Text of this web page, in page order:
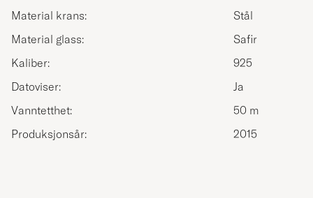
Material krans:
Stål
Material glass:
Safir
Kaliber:
925
Datoviser:
Ja
Vanntetthet:
50 m
Produksjonsår:
2015